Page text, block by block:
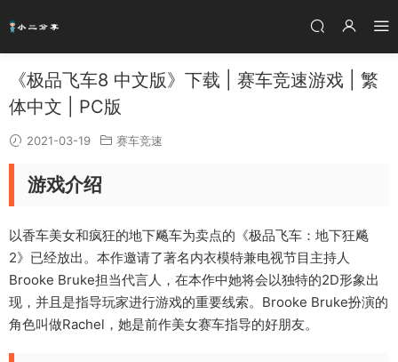
《极品飞车8 中文版》下载 | 赛车竞速游戏 | 繁
体中文 | PC版
2021-03-19 赛车竞速
游戏介绍
以香车美女和疯狂的地下飚车为卖点的《极品飞车：地下狂飚
2》已经放出。本作邀请了著名内衣模特兼电视节目主持人
Brooke Bruke担当代言人，在本作中她将会以独特的2D形象出
现，并且是指导玩家进行游戏的重要线索。Brooke Bruke扮演的
角色叫做Rachel，她是前作美女赛车指导的好朋友。